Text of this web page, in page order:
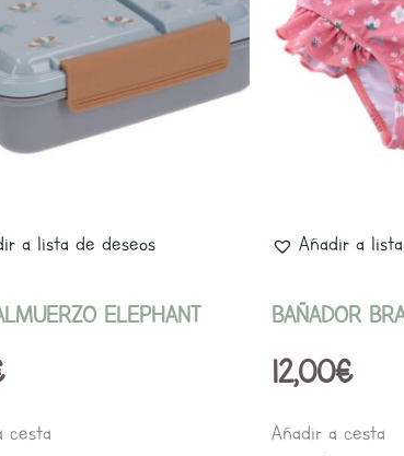
a lista de deseos
ELEPHANT
cesta
Añadir a
BAÑADOR
12,00€
Añadir a cesta
la